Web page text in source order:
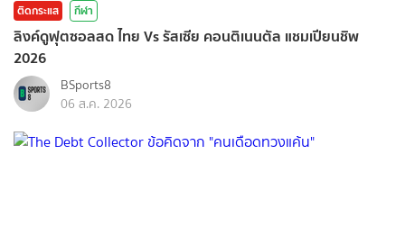
ติดกระแส กีฬา
ลิงค์ดูฟุตซอลสด ไทย Vs รัสเซีย คอนติเนนตัล แชมเปียนชิพ
2026
BSports8
06 ส.ค. 2026